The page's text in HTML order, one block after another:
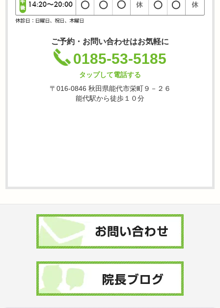
ご予約・お問い合わせはお気軽に
0185-53-5185
タップして電話する
〒016-0846 秋田県能代市栄町９－２６
能代駅から徒歩１０分